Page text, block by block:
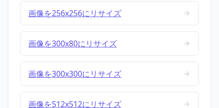
画像を256x256にリサイズ
画像を300x80にリサイズ
画像を300x300にリサイズ
画像を512x512にリサイズ